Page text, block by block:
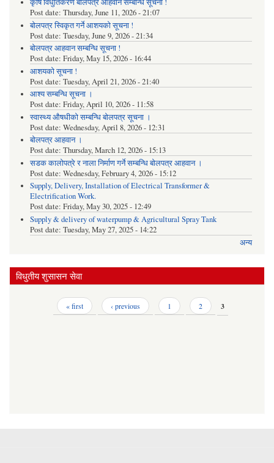
कृषि विधुतिकरण बोलपत्र आहवान सम्बन्धि सूचना !
Post date: Thursday, June 11, 2026 - 21:07
बोलपत्र स्विकृत गर्ने आशयको सूचना !
Post date: Tuesday, June 9, 2026 - 21:34
बोलपत्र आहवान सम्बन्धि सूचना !
Post date: Friday, May 15, 2026 - 16:44
आशयको सूचना !
Post date: Tuesday, April 21, 2026 - 21:40
आश्य सम्बन्धि सूचना ।
Post date: Friday, April 10, 2026 - 11:58
स्वास्थ्य औषधीको सम्बन्धि बोलपत्र सूचना ।
Post date: Wednesday, April 8, 2026 - 12:31
बोलपत्र आहवान ।
Post date: Thursday, March 12, 2026 - 15:13
सडक कालोपत्रे र नाला निर्माण गर्ने सम्बन्धि बोलपत्र आहवान ।
Post date: Wednesday, February 4, 2026 - 15:12
Supply, Delivery, Installation of Electrical Transformer &
Electrification Work.
Post date: Friday, May 30, 2025 - 12:49
Supply & delivery of waterpump & Agricultural Spray Tank
Post date: Tuesday, May 27, 2025 - 14:22
अन्य
विधुतीय शुसासन सेवा
« first ‹ previous 1 2 3